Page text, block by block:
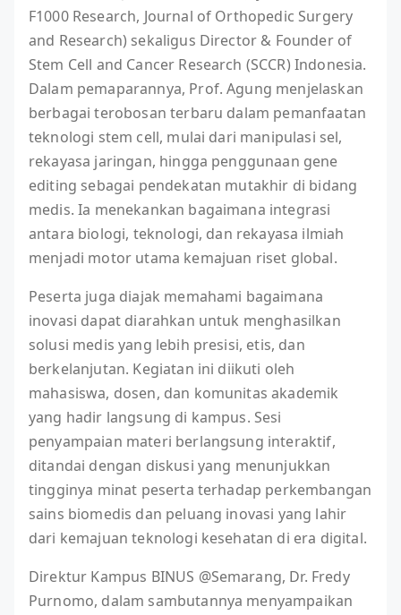
F1000 Research, Journal of Orthopedic Surgery
and Research) sekaligus Director & Founder of
Stem Cell and Cancer Research (SCCR) Indonesia.
Dalam pemaparannya, Prof. Agung menjelaskan
berbagai terobosan terbaru dalam pemanfaatan
teknologi stem cell, mulai dari manipulasi sel,
rekayasa jaringan, hingga penggunaan gene
editing sebagai pendekatan mutakhir di bidang
medis. Ia menekankan bagaimana integrasi
antara biologi, teknologi, dan rekayasa ilmiah
menjadi motor utama kemajuan riset global.
Peserta juga diajak memahami bagaimana
inovasi dapat diarahkan untuk menghasilkan
solusi medis yang lebih presisi, etis, dan
berkelanjutan. Kegiatan ini diikuti oleh
mahasiswa, dosen, dan komunitas akademik
yang hadir langsung di kampus. Sesi
penyampaian materi berlangsung interaktif,
ditandai dengan diskusi yang menunjukkan
tingginya minat peserta terhadap perkembangan
sains biomedis dan peluang inovasi yang lahir
dari kemajuan teknologi kesehatan di era digital.
Direktur Kampus BINUS @Semarang, Dr. Fredy
Purnomo, dalam sambutannya menyampaikan